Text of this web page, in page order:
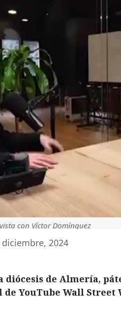
con Víctor Domínguez
diciembre, 2024
diócesis de Almería,
YouTube Wall Street